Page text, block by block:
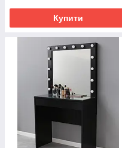
Купити